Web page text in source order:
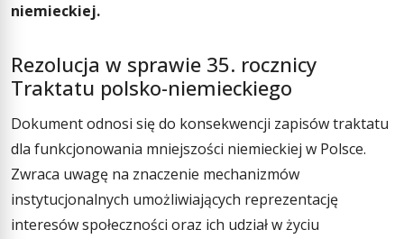
niemieckiej.
Rezolucja w sprawie 35. rocznicy
Traktatu polsko-niemieckiego
Dokument odnosi się do konsekwencji zapisów traktatu
dla funkcjonowania mniejszości niemieckiej w Polsce.
Zwraca uwagę na znaczenie mechanizmów
instytucjonalnych umożliwiających reprezentację
interesów społeczności oraz ich udział w życiu